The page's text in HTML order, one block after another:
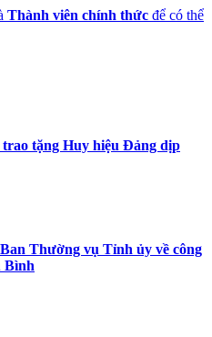
Thành viên chính thức để có thể
tặng Huy hiệu Đảng dịp
Thường vụ Tỉnh ủy về công
Bình